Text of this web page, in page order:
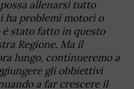
allenarsi tutto
ha problemi motori o
stato fatto in questo
Regione. Ma il
lungo, continueremo a
gli obbiettivi
a far crescere il